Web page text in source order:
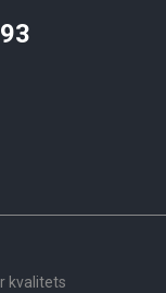
kvalitets